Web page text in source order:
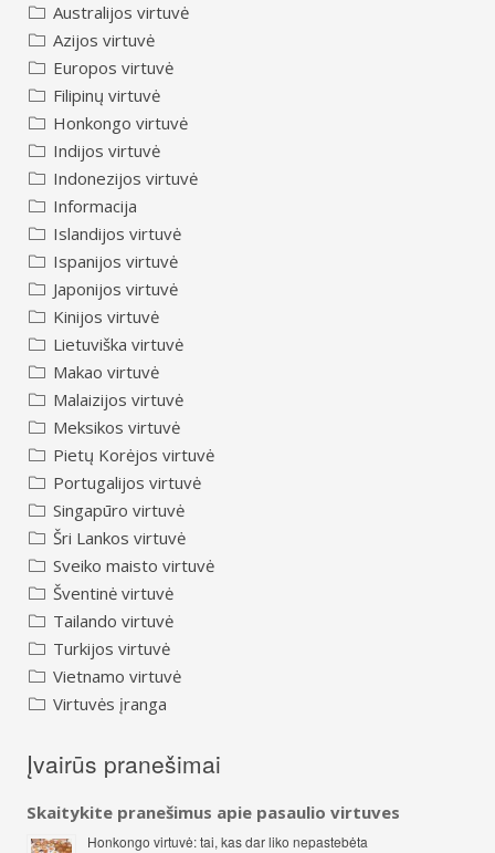
Australijos virtuvė
Azijos virtuvė
Europos virtuvė
Filipinų virtuvė
Honkongo virtuvė
Indijos virtuvė
Indonezijos virtuvė
Informacija
Islandijos virtuvė
Ispanijos virtuvė
Japonijos virtuvė
Kinijos virtuvė
Lietuviška virtuvė
Makao virtuvė
Malaizijos virtuvė
Meksikos virtuvė
Pietų Korėjos virtuvė
Portugalijos virtuvė
Singapūro virtuvė
Šri Lankos virtuvė
Sveiko maisto virtuvė
Šventinė virtuvė
Tailando virtuvė
Turkijos virtuvė
Vietnamo virtuvė
Virtuvės įranga
Įvairūs pranešimai
Skaitykite pranešimus apie pasaulio virtuves
Honkongo virtuvė: tai, kas dar liko nepastebėta